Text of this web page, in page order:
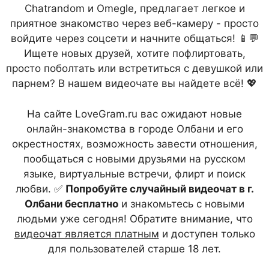
Chatrandom и Omegle, предлагает легкое и
приятное знакомство через веб-камеру - просто
войдите через соцсети и начните общаться! 📱💬
Ищете новых друзей, хотите пофлиртовать,
просто поболтать или встретиться с девушкой или
парнем? В нашем видеочате вы найдете всё! 💖
На сайте LoveGram.ru вас ожидают новые
онлайн-знакомства в городе Олбани и его
окрестностях, возможность завести отношения,
пообщаться с новыми друзьями на русском
языке, виртуальные встречи, флирт и поиск
любви. ✅ Попробуйте случайный видеочат в г.
Олбани бесплатно и знакомьтесь с новыми
людьми уже сегодня! Обратите внимание, что
видеочат является платным и доступен только
для пользователей старше 18 лет.